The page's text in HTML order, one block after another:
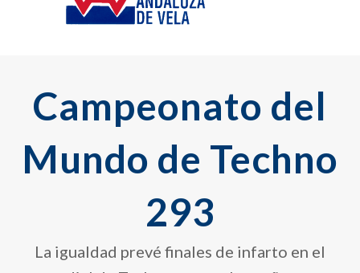
Campeonato del
Mundo de Techno
293
La igualdad prevé finales de infarto en el